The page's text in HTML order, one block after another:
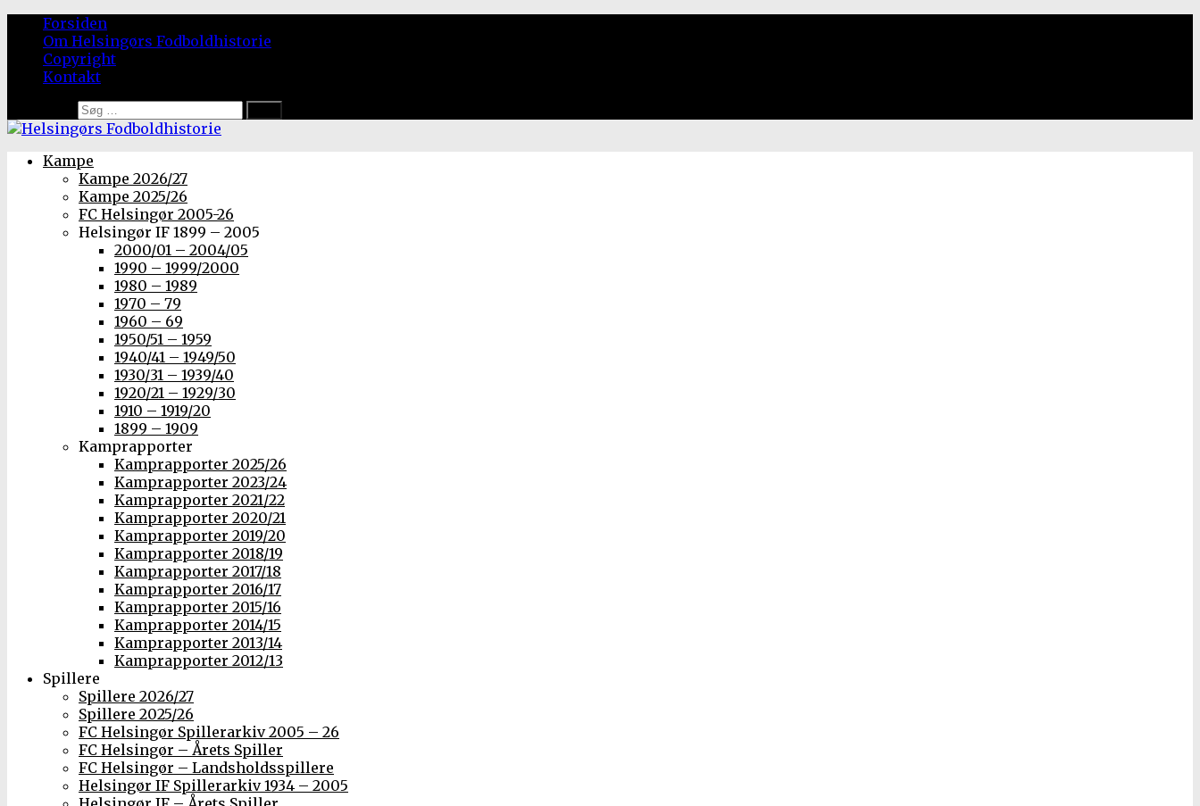
Forsiden
Om Helsingørs Fodboldhistorie
Copyright
Kontakt
Kampe
Kampe 2026/27
Kampe 2025/26
FC Helsingør 2005-26
Helsingør IF 1899 – 2005
2000/01 – 2004/05
1990 – 1999/2000
1980 – 1989
1970 – 79
1960 – 69
1950/51 – 1959
1940/41 – 1949/50
1930/31 – 1939/40
1920/21 – 1929/30
1910 – 1919/20
1899 – 1909
Kamprapporter
Kamprapporter 2025/26
Kamprapporter 2023/24
Kamprapporter 2021/22
Kamprapporter 2020/21
Kamprapporter 2019/20
Kamprapporter 2018/19
Kamprapporter 2017/18
Kamprapporter 2016/17
Kamprapporter 2015/16
Kamprapporter 2014/15
Kamprapporter 2013/14
Kamprapporter 2012/13
Spillere
Spillere 2026/27
Spillere 2025/26
FC Helsingør Spillerarkiv 2005 – 26
FC Helsingør – Årets Spiller
FC Helsingør – Landsholdsspillere
Helsingør IF Spillerarkiv 1934 – 2005